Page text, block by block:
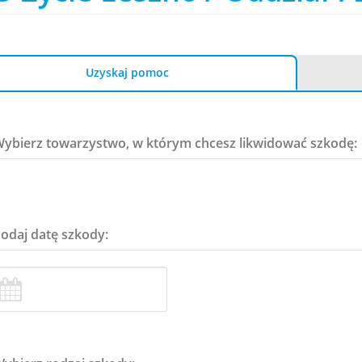
Uzyskaj pomoc
towarzystwo, w którym chcesz likwidować szkodę:
datę szkody: